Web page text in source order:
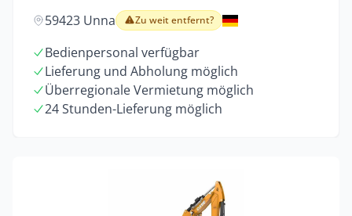
59423 Unna Zu weit entfernt?
Bedienpersonal verfügbar
Lieferung und Abholung möglich
Überregionale Vermietung möglich
24 Stunden-Lieferung möglich